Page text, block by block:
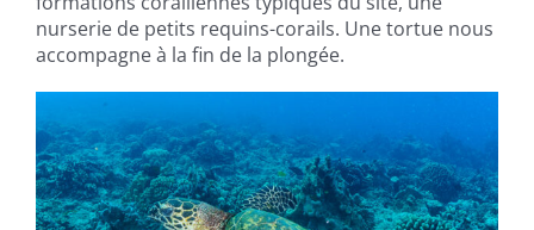
nurserie de petits requins-corails. Une tortue nous
accompagne à la fin de la plongée.